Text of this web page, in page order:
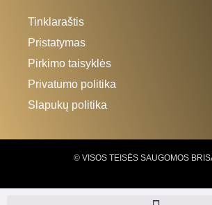
Tinklaraštis
Pristatymas
Pirkimo taisyklės
Privatumo politika
Slapukų politika
© VISOS TEISĖS SAUGOMOS